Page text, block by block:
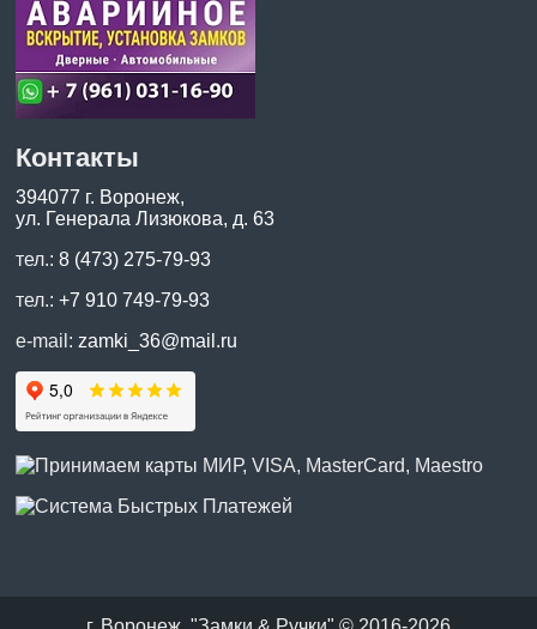
Контакты
394077 г. Воронеж,
ул. Генерала Лизюкова, д. 63
тел.:8 (473) 275-79-93
тел.:+7 910 749-79-93
e-mail: zamki_36@mail.ru